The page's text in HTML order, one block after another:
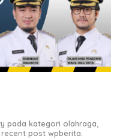
pada kategori olahraga,
post wpberita.